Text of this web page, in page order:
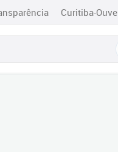
Curitiba-Ouve